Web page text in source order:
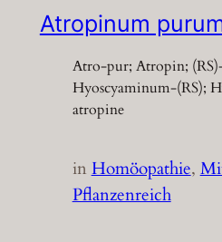
Atropinum
Atro-pur; Atropin;
Hyoscyaminum-(RS);
atropine
inHomöopathie,
Pflanzenreich